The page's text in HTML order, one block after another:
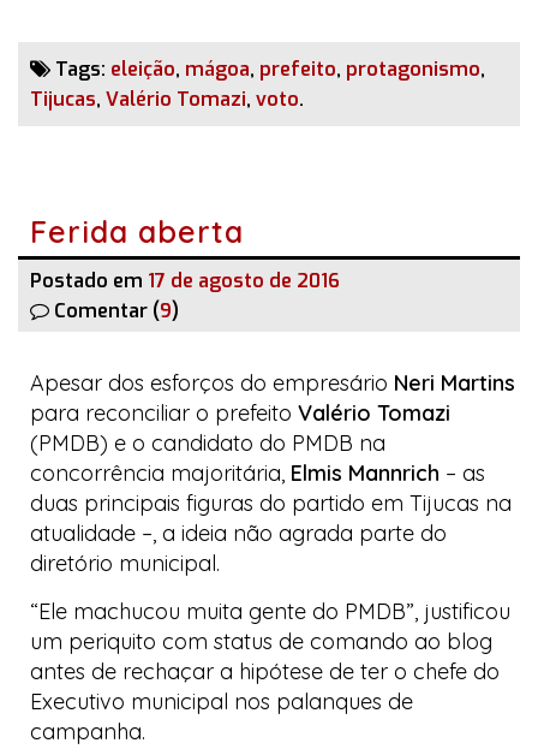
Tags: eleição, mágoa, prefeito, protagonismo,
Tijucas, Valério Tomazi, voto.
Ferida aberta
Postado em 17 de agosto de 2016
Comentar (9)
Apesar dos esforços do empresário Neri Martins
para reconciliar o prefeito Valério Tomazi
(PMDB) e o candidato do PMDB na
concorrência majoritária, Elmis Mannrich – as
duas principais figuras do partido em Tijucas na
atualidade –, a ideia não agrada parte do
diretório municipal.
“Ele machucou muita gente do PMDB”, justificou
um periquito com status de comando ao blog
antes de rechaçar a hipótese de ter o chefe do
Executivo municipal nos palanques de
campanha.